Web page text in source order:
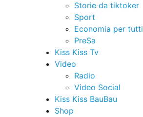
Storie da tiktoker
Sport
Economia per tutti
PreSa
Kiss Kiss Tv
Video
Radio
Video Social
Kiss Kiss BauBau
Shop